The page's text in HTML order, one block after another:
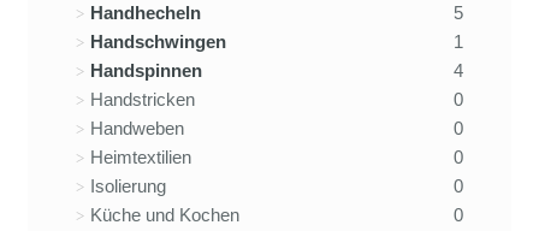
Handhecheln
5
Handschwingen
1
Handspinnen
4
Handstricken
0
Handweben
0
Heimtextilien
0
Isolierung
0
Küche und Kochen
0